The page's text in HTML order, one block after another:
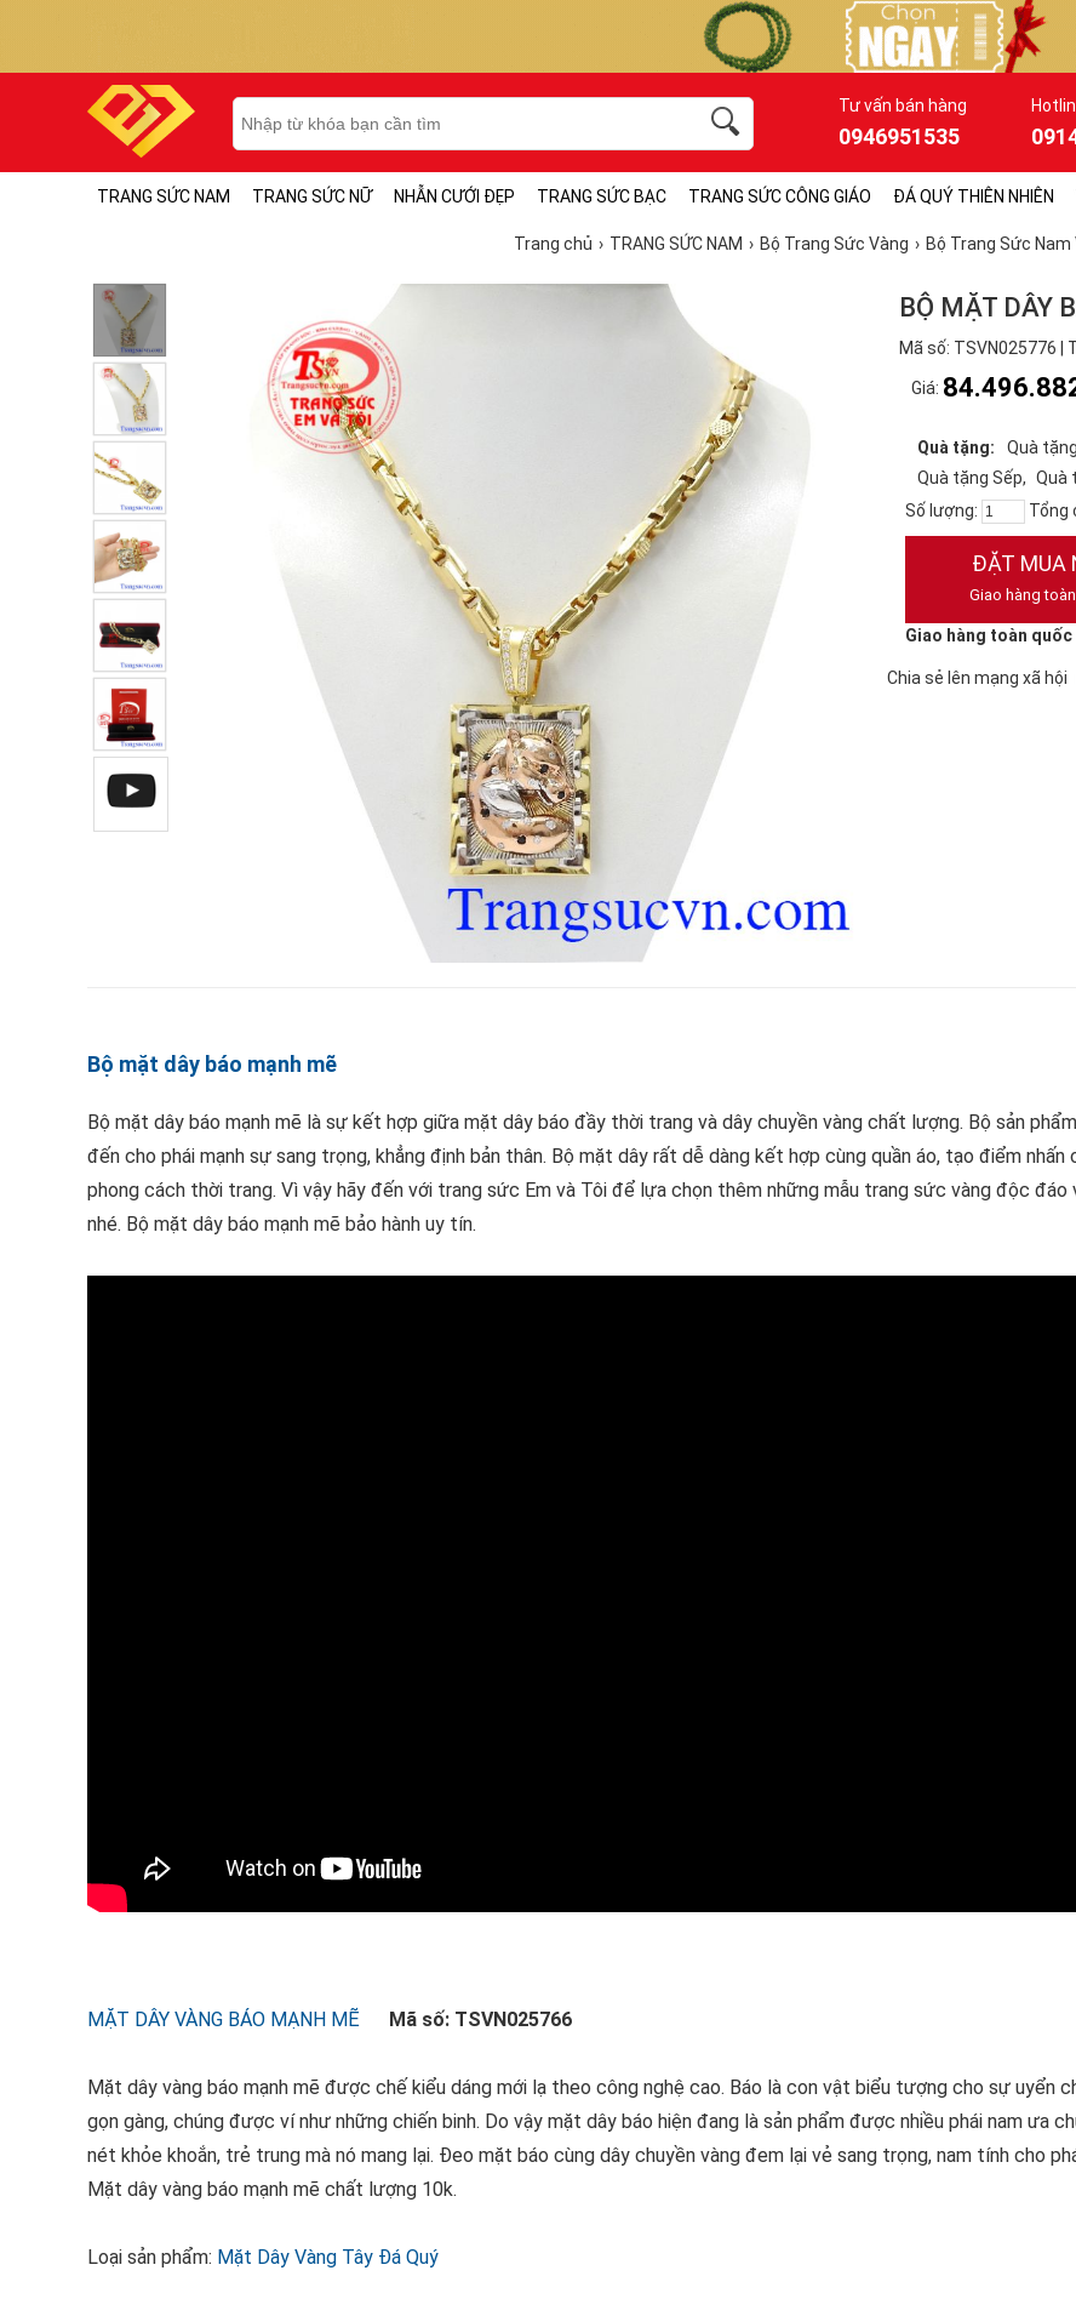
Tư vấn bán hàng
0946951535
TRANG SỨC NAM TRANG SỨC NỮ NHẪN CƯỚI ĐẸP TRANG SỨC BẠC TRANG SỨC CÔNG GIÁO ĐÁ QUÝ THIÊN NHIÊN
Trang chủ TRANG SỨC NAM Bộ Trang Sức Vàng Bộ Trang Sức Nam
BỘ MẶT DÂY
Mã số: TSVN025776 |
Giá:
Quà tặng: Quà
Quà tặng Sếp
Quà
Số lượng:
Tổng
ĐẶT MUA
Giao hàng
Giao hàng toàn quốc
Chia sẻ lên mạng xã hội
Bộ mặt dây báo mạnh mẽ
Bộ mặt dây báo mạnh mẽ là sự kết hợp giữa mặt dây báo đầy thời trang và dây chuyền vàng chất lượng. Bộ sản
đến cho phái mạnh sự sang trọng, khẳng định bản thân. Bộ mặt dây rất dễ dàng kết hợp cùng quần áo, tạo điểm nhấn
phong cách thời trang. Vì vậy hãy đến với trang sức Em và Tôi để lựa chọn thêm những mẫu trang sức vàng độc đáo
nhé. Bộ mặt dây báo mạnh mẽ bảo hành uy tín.
MẶT DÂY VÀNG BÁO MẠNH MẼ Mã số: TSVN025766
Mặt dây vàng báo mạnh mẽ được chế kiểu dáng mới lạ theo công nghệ cao. Báo là con vật biểu tượng cho sự uyển
gọn gàng, chúng được ví như những chiến binh. Do vậy mặt dây báo hiện đang là sản phẩm được nhiều phái nam ưa
nét khỏe khoắn, trẻ trung mà nó mang lại. Đeo mặt báo cùng dây chuyền vàng đem lại vẻ sang trọng, nam tính cho
Mặt dây vàng báo mạnh mẽ chất lượng 10k.
Loại sản phẩm: Mặt Dây Vàng Tây Đá Quý